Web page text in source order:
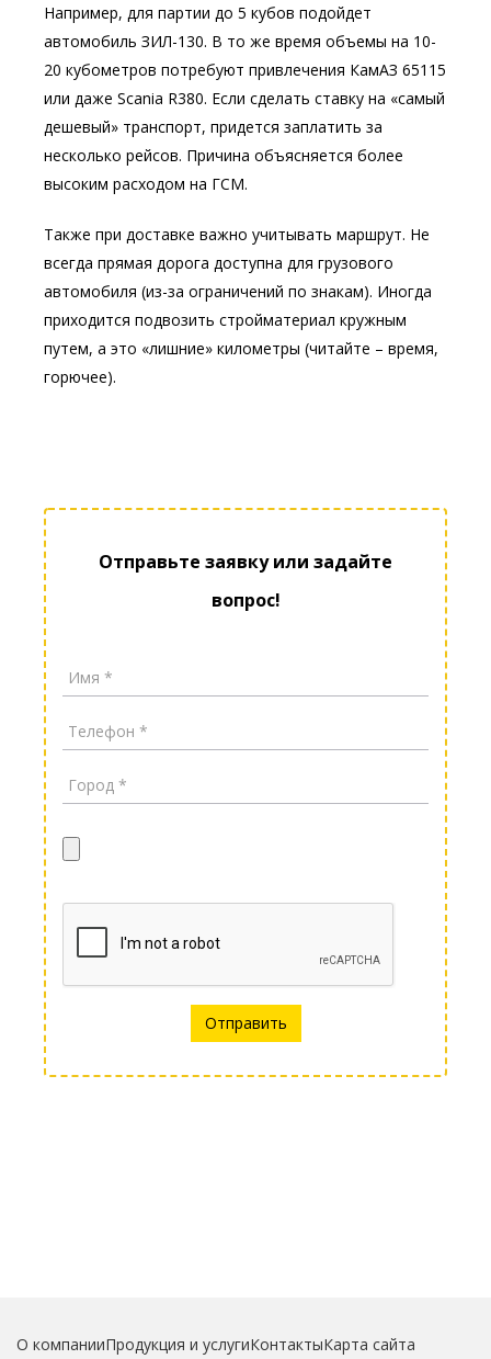
Например, для партии до 5 кубов подойдет
автомобиль ЗИЛ-130. В то же время объемы на 10-
20 кубометров потребуют привлечения КамАЗ 65115
или даже Scania R380. Если сделать ставку на «самый
дешевый» транспорт, придется заплатить за
несколько рейсов. Причина объясняется более
высоким расходом на ГСМ.
Также при доставке важно учитывать маршрут. Не
всегда прямая дорога доступна для грузового
автомобиля (из-за ограничений по знакам). Иногда
приходится подвозить стройматериал кружным
путем, а это «лишние» километры (читайте – время,
горючее).
Отправьте заявку или задайте
вопрос!
Отправить
О компанииПродукция и услугиКонтактыКарта сайта